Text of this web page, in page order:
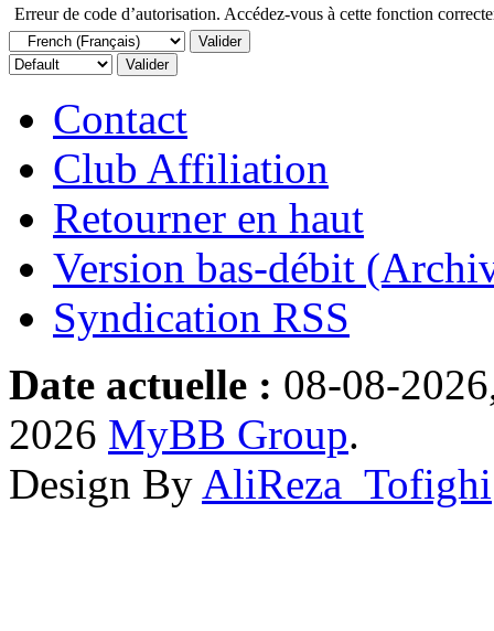
Erreur de code d’autorisation. Accédez-vous à cette fonction
Contact
Club Affiliation
Retourner en haut
Version bas-débit
Syndication RSS
Date actuelle : 08-08-
2026 MyBB Group.
Design By AliReza_Tofighi